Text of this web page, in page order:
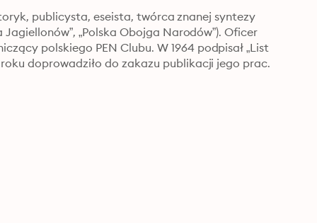
publicysta, eseista, twórca znanej syntezy
„Polska Obojga Narodów”). Oficer
polskiego PEN Clubu. W 1964 podpisał „List
doprowadziło do zakazu publikacji jego prac.